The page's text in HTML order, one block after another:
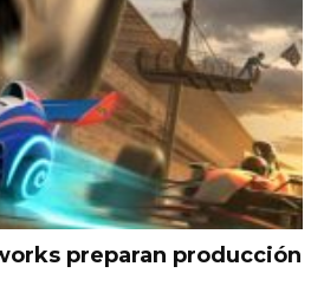
preparan producción